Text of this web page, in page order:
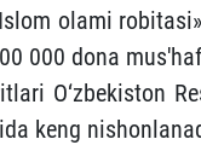
olami
000 dona
O‘zbekiston
keng